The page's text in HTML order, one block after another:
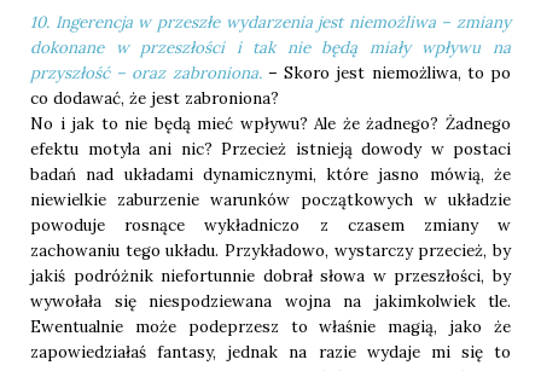
10. Ingerencja w przeszłe wydarzenia jest niemożliwa – zmiany
dokonane w przeszłości i tak nie będą miały wpływu na
przyszłość – oraz zabroniona. – Skoro jest niemożliwa, to po
co dodawać, że jest zabroniona?
No i jak to nie będą mieć wpływu? Ale że żadnego? Żadnego
efektu motyla ani nic? Przecież istnieją dowody w postaci
badań nad układami dynamicznymi, które jasno mówią, że
niewielkie zaburzenie warunków początkowych w układzie
powoduje rosnące wykładniczo z czasem zmiany w
zachowaniu tego układu. Przykładowo, wystarczy przecież, by
jakiś podróżnik niefortunnie dobrał słowa w przeszłości, by
wywołała się niespodziewana wojna na jakimkolwiek tle.
Ewentualnie może podeprzesz to właśnie magią, jako że
zapowiedziałaś fantasy, jednak na razie wydaje mi się to